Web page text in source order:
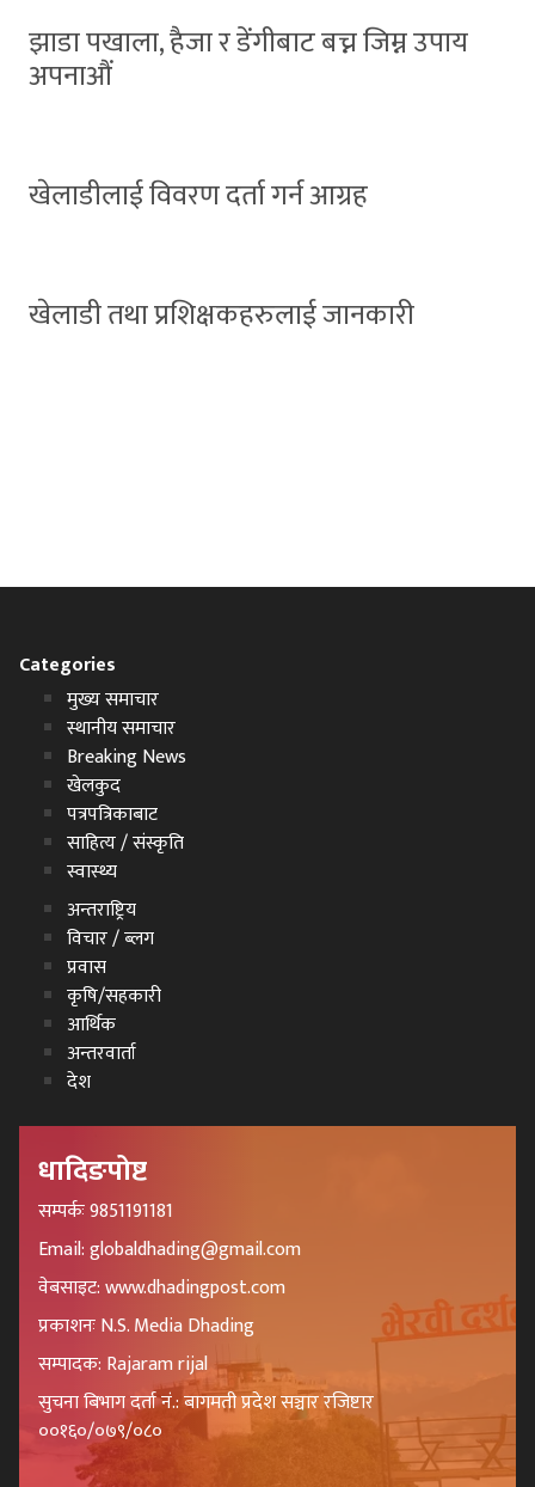
झाडा पखाला, हैजा र डेंगीबाट बच्न जिम्न उपाय
अपनाऔं
खेलाडीलाई विवरण दर्ता गर्न आग्रह
खेलाडी तथा प्रशिक्षकहरुलाई जानकारी
Categories
मुख्य समाचार
स्थानीय समाचार
Breaking News
खेलकुद
पत्रपत्रिकाबाट
साहित्य / संस्कृति
स्वास्थ्य
अन्तराष्ट्रिय
विचार / ब्लग
प्रवास
कृषि/सहकारी
आर्थिक
अन्तरवार्ता
देश
धादिङपोष्ट
सम्पर्कः 9851191181
Email: globaldhading@gmail.com
वेबसाइट: www.dhadingpost.com
प्रकाशनः N.S. Media Dhading
सम्पादक: Rajaram rijal
सुचना बिभाग दर्ता नं.: बागमती प्रदेश सञ्चार रजिष्टार
००१६०/०७९/०८०